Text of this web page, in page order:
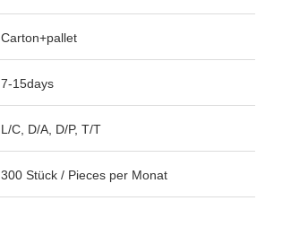
Carton+pallet
7-15days
L/C, D/A, D/P, T/T
300 Stück / Pieces per Monat